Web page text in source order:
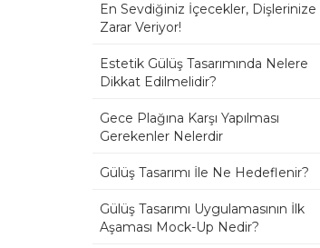
En Sevdiğiniz İçecekler, Dişlerinize
Zarar Veriyor!
Estetik Gülüş Tasarımında Nelere
Dikkat Edilmelidir?
Gece Plağına Karşı Yapılması
Gerekenler Nelerdir
Gülüş Tasarımı İle Ne Hedeflenir?
Gülüş Tasarımı Uygulamasının İlk
Aşaması Mock-Up Nedir?